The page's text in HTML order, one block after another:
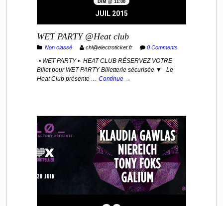
DIM @ 11:00
JUIL 2015
WET PARTY @Heat club
Non classé chl@electroticket.fr 0 Comments
·• WET PARTY •· HEAT CLUB RÉSERVEZ VOTRE
Billet pour WET PARTY Billetterie sécurisée ▼ Le
Heat Club présente … Continue →